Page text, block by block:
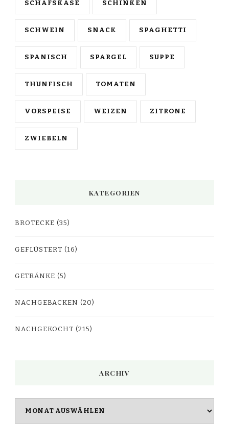
SCHAFSKÄSE SCHINKEN
SCHWEIN SNACK SPAGHETTI
SPANISCH SPARGEL SUPPE
THUNFISCH TOMATEN
VORSPEISE WEIZEN ZITRONE
ZWIEBELN
KATEGORIEN
BROTECKE (35)
GEFLÜSTERT (16)
GETRÄNKE (5)
NACHGEBACKEN (20)
NACHGEKOCHT (215)
ARCHIV